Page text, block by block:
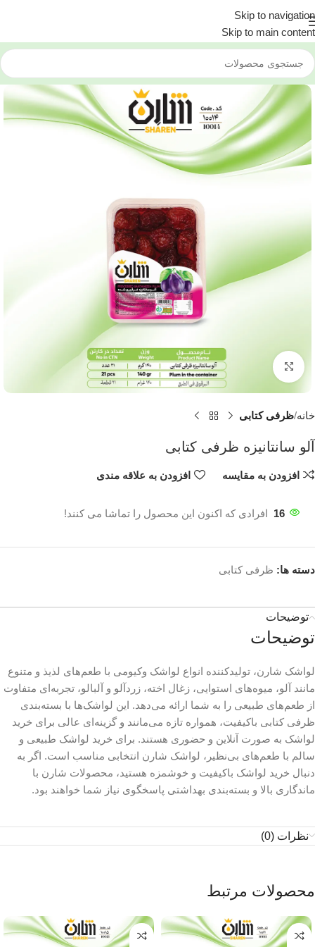
Skip to navigation
Skip to main content
برای بزرگنمایی کلیک کنید
خانه ظرفی کتابی
آلو سانتانیزه ظرفی کتابی
افزودن به مقایسه افزودن به علاقه مندی
16 افرادی که اکنون این محصول را تماشا می کنند!
دسته ها: ظرفی کتابی
توضیحات
توضیحات
لواشک شارن، تولیدکننده انواع لواشک وکیومی با طعم‌های لذیذ و متنوع
مانند آلو، میوه‌های استوایی، زغال اخته، زردآلو و آلبالو، تجربه‌ای متفاوت
از طعم‌های طبیعی را به شما ارائه می‌دهد. این لواشک‌ها با بسته‌بندی
ظرفی کتابی باکیفیت، همواره تازه می‌مانند و گزینه‌ای عالی برای خرید
لواشک به صورت آنلاین و حضوری هستند. برای خرید لواشک طبیعی و
سالم با طعم‌های بی‌نظیر، لواشک شارن انتخابی مناسب است. اگر به
دنبال خرید لواشک باکیفیت و خوشمزه هستید، محصولات شارن با
ماندگاری بالا و بسته‌بندی بهداشتی پاسخگوی نیاز شما خواهند بود.
نظرات (0)
محصولات مرتبط